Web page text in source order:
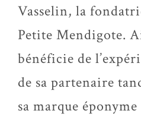
Vasselin, la
Petite Mendigote.
bénéficie de
de sa partenaire
sa marque